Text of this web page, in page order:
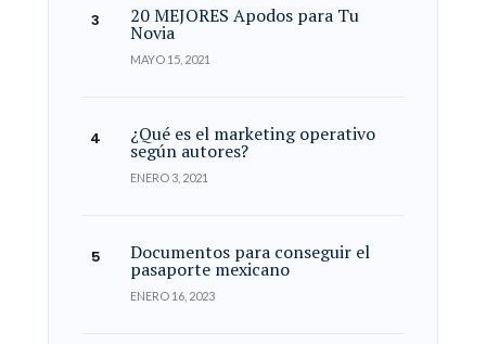
20 MEJORES Apodos para Tu
Novia
MAYO 15, 2021
¿Qué es el marketing operativo
según autores?
ENERO 3, 2021
Documentos para conseguir el
pasaporte mexicano
ENERO 16, 2023